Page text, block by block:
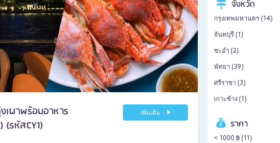
เผาพร้อมอาหาร
(รหัสCY1)
เพิ่มเติม
จังหวัด
กรุงเทพมหานคร (14)
จันทบุรี (1 )
ชะอำ (2)
พัทยา (39)
ศรีราชา (3)
เกาะช้าง (1 )
ราคา
< 1000 ฿ (11 )